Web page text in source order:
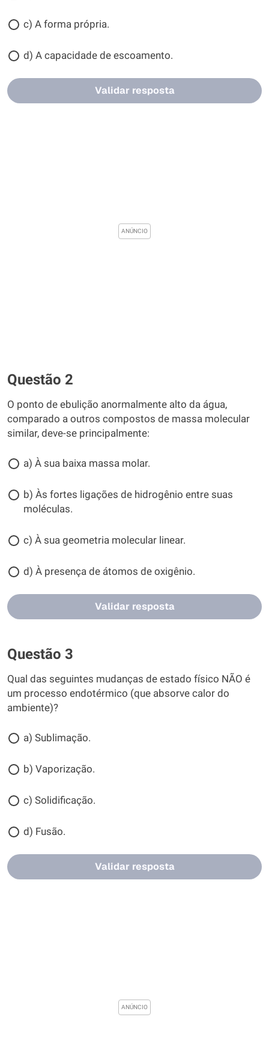
c) A forma própria.
d) A capacidade de escoamento.
Validar resposta
Questão 2
O ponto de ebulição anormalmente alto da água,
comparado a outros compostos de massa molecular
similar, deve-se principalmente:
a) À sua baixa massa molar.
b) Às fortes ligações de hidrogênio entre suas
moléculas.
c) À sua geometria molecular linear.
d) À presença de átomos de oxigênio.
Validar resposta
Questão 3
Qual das seguintes mudanças de estado físico NÃO é
um processo endotérmico (que absorve calor do
ambiente)?
a) Sublimação.
b) Vaporização.
c) Solidificação.
d) Fusão.
Validar resposta